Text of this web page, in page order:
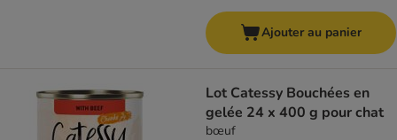
Ajouter au panier
Lot Catessy Bouchées en
gelée 24 x 400 g pour chat
bœuf